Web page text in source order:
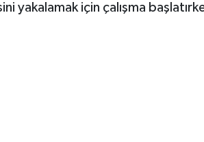
yakalamak için çalışma